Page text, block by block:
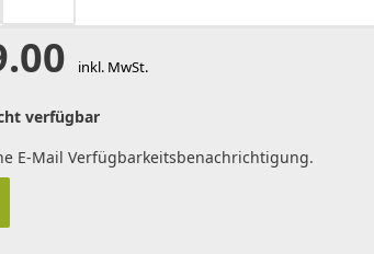
inkl. MwSt.
verfügbar
E-Mail Verfügbarkeitsbenachrichtigung.